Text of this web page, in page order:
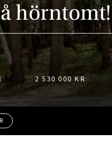
hörntomt!
2 530 000 KR